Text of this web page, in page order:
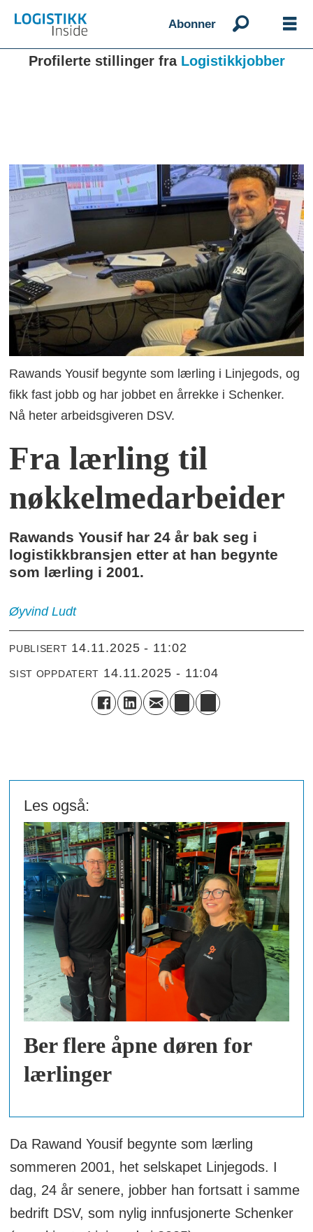
Abonner
Profilerte stillinger fra Logistikkjobber
Rawands Yousif begynte som lærling i Linjegods, og
fikk fast jobb og har jobbet en årrekke i Schenker.
Nå heter arbeidsgiveren DSV.
Fra lærling til
nøkkelmedarbeider
Rawands Yousif har 24 år bak seg i
logistikkbransjen etter at han begynte
som lærling i 2001.
Øyvind Ludt
PUBLISERT 14.11.2025 - 11:02
SIST OPPDATERT 14.11.2025 - 11:04
Les også:
Ber flere åpne døren for
lærlinger
Da Rawand Yousif begynte som lærling
sommeren 2001, het selskapet Linjegods. I
dag, 24 år senere, jobber han fortsatt i samme
bedrift DSV, som nylig innfusjonerte Schenker